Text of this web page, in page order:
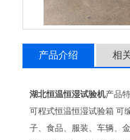
产品介绍 相
湖北恒温恒湿试验机产品
可程式恒温恒湿试验箱 可
子、食品、服装、车辆、